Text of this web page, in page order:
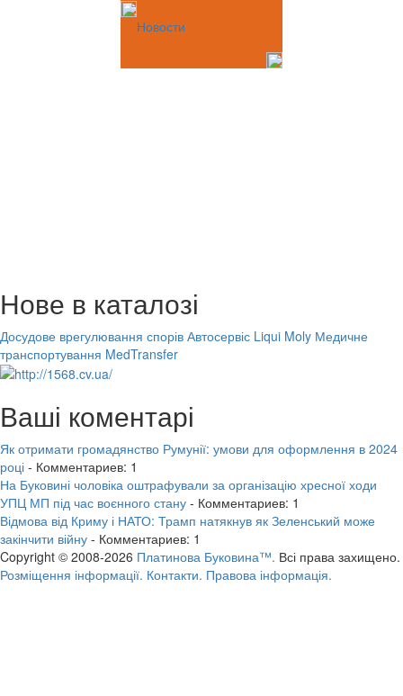
Новости
Нове в каталозі
Досудове врегулювання спорів Автосервіс Liqui Moly Медичне
транспортування MedTransfer
Ваші коментарі
Як отримати громадянство Румунії: умови для оформлення в 2024
році - Комментариев: 1
На Буковині чоловіка оштрафували за організацію хресної ходи
УПЦ МП під час воєнного стану - Комментариев: 1
Відмова від Криму і НАТО: Трамп натякнув як Зеленський може
закінчити війну - Комментариев: 1
Copyright © 2008-2026 Платинова Буковина™. Всі права захищено.
Розміщення інформації. Контакти. Правова інформація.